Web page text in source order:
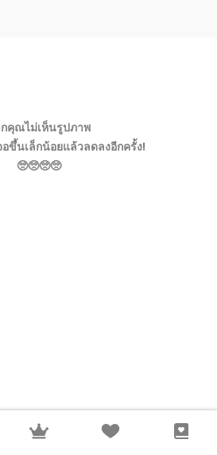
คุณไม่เห็นรูปภาพ
ขึ้นเล็กน้อยแล้วลดลงอีกครั้ง!
🥺🥺🥺🥺